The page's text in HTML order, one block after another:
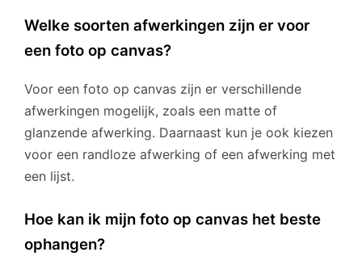
Welke soorten afwerkingen zijn er voor
een foto op canvas?
Voor een foto op canvas zijn er verschillende
afwerkingen mogelijk, zoals een matte of
glanzende afwerking. Daarnaast kun je ook kiezen
voor een randloze afwerking of een afwerking met
een lijst.
Hoe kan ik mijn foto op canvas het beste
ophangen?